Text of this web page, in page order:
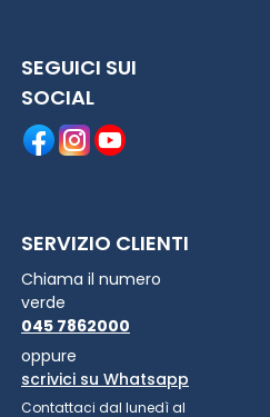
SEGUICI SUI
SOCIAL
SERVIZIO CLIENTI
Chiama il numero
verde
045 7862000
oppure
scrivici su Whatsapp
Contattaci dal lunedì al